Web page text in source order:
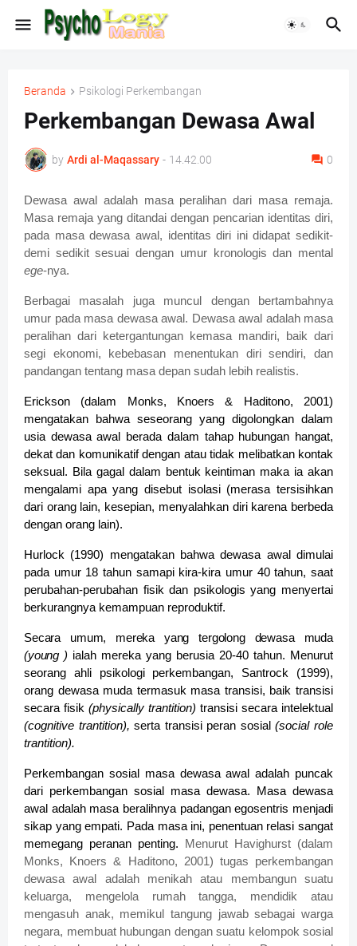
Beranda Psikologi Perkembangan
Perkembangan Dewasa Awal
by Ardi al-Maqassary - 14.42.00 0
Dewasa awal adalah masa peralihan dari masa remaja.
Masa remaja yang ditandai dengan pencarian identitas diri,
pada masa dewasa awal, identitas diri ini didapat sedikit-
demi sedikit sesuai dengan umur kronologis dan mental
ege-nya.
Berbagai masalah juga muncul dengan bertambahnya
umur pada masa dewasa awal. Dewasa awal adalah masa
peralihan dari ketergantungan kemasa mandiri, baik dari
segi ekonomi, kebebasan menentukan diri sendiri, dan
pandangan tentang masa depan sudah lebih realistis.
Erickson (dalam Monks, Knoers & Haditono, 2001)
mengatakan bahwa seseorang yang digolongkan dalam
usia dewasa awal berada dalam tahap hubungan hangat,
dekat dan komunikatif dengan atau tidak melibatkan kontak
seksual. Bila gagal dalam bentuk keintiman maka ia akan
mengalami apa yang disebut isolasi (merasa tersisihkan
dari orang lain, kesepian, menyalahkan diri karena berbeda
dengan orang lain).
Hurlock (1990) mengatakan bahwa dewasa awal dimulai
pada umur 18 tahun samapi kira-kira umur 40 tahun, saat
perubahan-perubahan fisik dan psikologis yang menyertai
berkurangnya kemampuan reproduktif.
Secara umum, mereka yang tergolong dewasa muda
(young ) ialah mereka yang berusia 20-40 tahun. Menurut
seorang ahli psikologi perkembangan, Santrock (1999),
orang dewasa muda termasuk masa transisi, baik transisi
secara fisik (physically trantition) transisi secara intelektual
(cognitive trantition),serta transisi peran sosial(social role
trantition).
Perkembangan sosial masa dewasa awal adalah puncak
dari perkembangan sosial masa dewasa. Masa dewasa
awal adalah masa beralihnya padangan egosentris menjadi
sikap yang empati. Pada masa ini, penentuan relasi sangat
memegang peranan penting. Menurut Havighurst (dalam
Monks, Knoers & Haditono, 2001) tugas perkembangan
dewasa awal adalah menikah atau membangun suatu
keluarga, mengelola rumah tangga, mendidik atau
mengasuh anak, memikul tangung jawab sebagai warga
negara, membuat hubungan dengan suatu kelompok sosial